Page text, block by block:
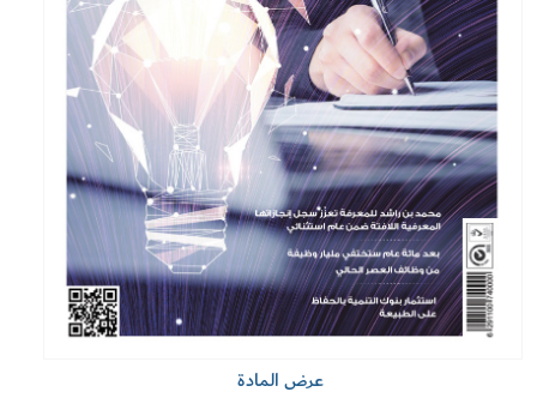
عرض المادة